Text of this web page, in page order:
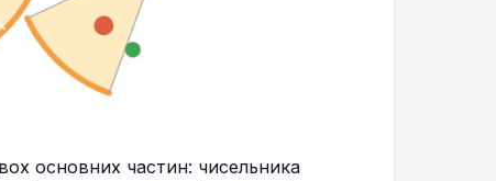
основних частин: чисельника